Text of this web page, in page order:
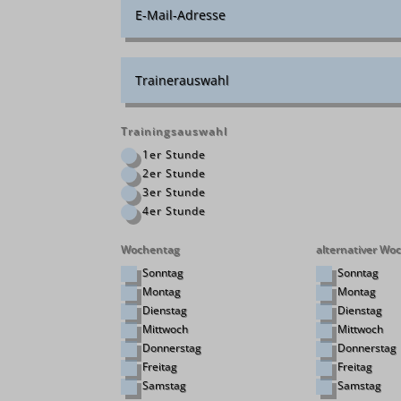
Trainingsauswahl
1er Stunde
2er Stunde
3er Stunde
4er Stunde
Wochentag
Sonntag
Montag
Dienstag
Mittwoch
Donnerstag
Freitag
Samstag
alternativer
Sonntag
Montag
Dienstag
Mittwoch
Donnerstag
Freitag
Samstag